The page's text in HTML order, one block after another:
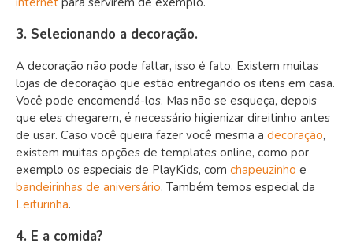
3. Selecionando a decoração.
A decoração não pode faltar, isso é fato. Existem muitas
lojas de decoração que estão entregando os itens em casa.
Você pode encomendá-los. Mas não se esqueça, depois
que eles chegarem, é necessário higienizar direitinho antes
de usar. Caso você queira fazer você mesma a decoração,
existem muitas opções de templates online, como por
exemplo os especiais de PlayKids, com chapeuzinho e
bandeirinhas de aniversário. Também temos especial da
Leiturinha.
4. E a comida?